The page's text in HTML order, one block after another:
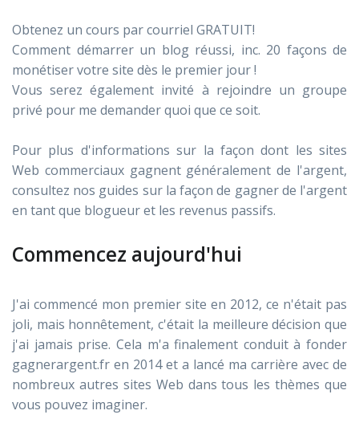
Obtenez un cours par courriel GRATUIT!
Comment démarrer un blog réussi, inc. 20 façons de
monétiser votre site dès le premier jour !
Vous serez également invité à rejoindre un groupe
privé pour me demander quoi que ce soit.
Pour plus d'informations sur la façon dont les sites
Web commerciaux gagnent généralement de l'argent,
consultez nos guides sur la façon de gagner de l'argent
en tant que blogueur et les revenus passifs.
Commencez aujourd'hui
J'ai commencé mon premier site en 2012, ce n'était pas
joli, mais honnêtement, c'était la meilleure décision que
j'ai jamais prise. Cela m'a finalement conduit à fonder
gagnerargent.fr en 2014 et a lancé ma carrière avec de
nombreux autres sites Web dans tous les thèmes que
vous pouvez imaginer.